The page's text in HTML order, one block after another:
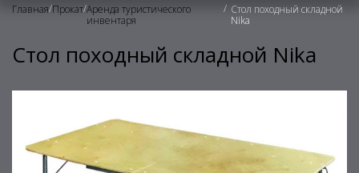
Главная/Прокат/Аренда туристического
инвентаря
/ Стол походный складной
Nika
Стол походный складной Nika